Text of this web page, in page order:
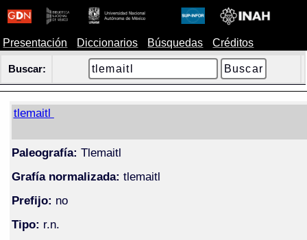
Presentación Diccionarios Búsquedas Créditos
Buscar:
tlemaitl
Paleografía: Tlemaitl
Grafía normalizada: tlemaitl
Prefijo: no
Tipo: r.n.